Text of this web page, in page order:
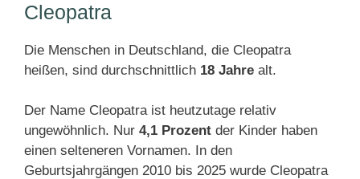
Cleopatra
Die Menschen in Deutschland, die Cleopatra
heißen, sind durchschnittlich 18 Jahre alt.
Der Name Cleopatra ist heutzutage relativ
ungewöhnlich. Nur 4,1 Prozent der Kinder haben
einen selteneren Vornamen. In den
Geburtsjahrgängen 2010 bis 2025 wurde Cleopatra